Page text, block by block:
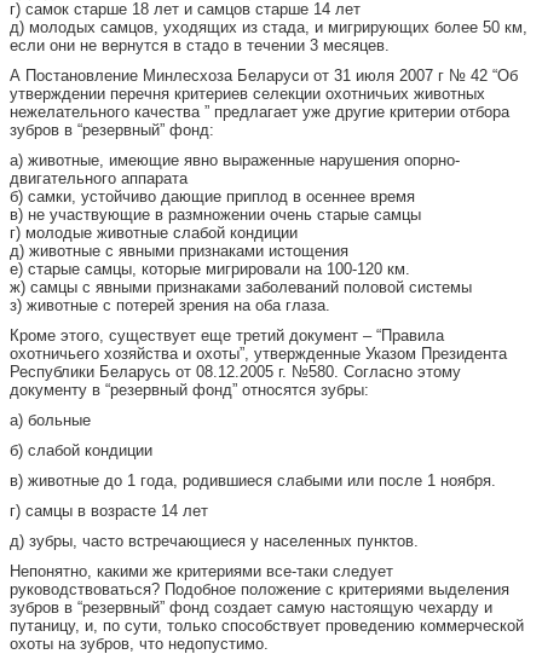
г) самок старше 18 лет и самцов старше 14 лет
д) молодых самцов, уходящих из стада, и мигрирующих более 50 км,
если они не вернутся в стадо в течении 3 месяцев.
А Постановление Минлесхоза Беларуси от 31 июля 2007 г № 42 “Об
утверждении перечня критериев селекции охотничьих животных
нежелательного качества ” предлагает уже другие критерии отбора
зубров в “резервный” фонд:
а) животные, имеющие явно выраженные нарушения опорно-
двигательного аппарата
б) самки, устойчиво дающие приплод в осеннее время
в) не участвующие в размножении очень старые самцы
г) молодые животные слабой кондиции
д) животные с явными признаками истощения
е) старые самцы, которые мигрировали на 100-120 км.
ж) самцы с явными признаками заболеваний половой системы
з) животные с потерей зрения на оба глаза.
Кроме этого, существует еще третий документ – “Правила
охотничьего хозяйства и охоты”, утвержденные Указом Президента
Республики Беларусь от 08.12.2005 г. №580. Согласно этому
документу в “резервный фонд” относятся зубры:
а) больные
б) слабой кондиции
в) животные до 1 года, родившиеся слабыми или после 1 ноября.
г) самцы в возрасте 14 лет
д) зубры, часто встречающиеся у населенных пунктов.
Непонятно, какими же критериями все-таки следует
руководствоваться? Подобное положение с критериями выделения
зубров в “резервный” фонд создает самую настоящую чехарду и
путаницу, и, по сути, только способствует проведению коммерческой
охоты на зубров, что недопустимо.